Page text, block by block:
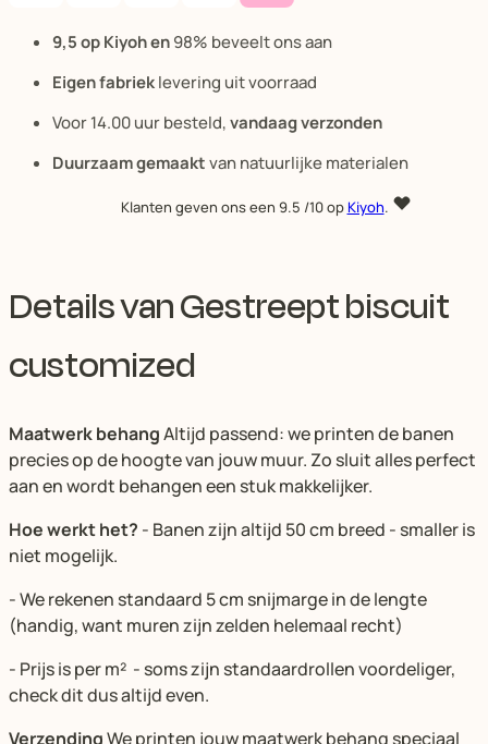
9,5 op Kiyoh en98% beveelt ons aan
Eigen fabrieklevering uit voorraad
Voor 14.00 uur besteld,vandaag verzonden
Duurzaam gemaaktvan natuurlijke materialen
Klanten geven ons een 9.5 /10 opKiyoh.
Details van Gestreept biscuit
customized
Maatwerk behangAltijd passend: we printen de banen
precies op de hoogte van jouw muur. Zo sluit alles perfect
aan en wordt behangen een stuk makkelijker.
Hoe werkt het? - Banen zijn altijd 50 cm breed - smaller is
niet mogelijk.
- We rekenen standaard 5 cm snijmarge in de lengte
(handig, want muren zijn zelden helemaal recht)
- Prijs is per m² - soms zijn standaardrollen voordeliger,
check dit dus altijd even.
VerzendingWe printen jouw maatwerk behang speciaal